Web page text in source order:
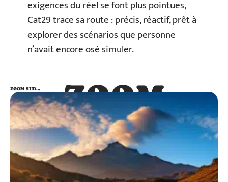
exigences du réel se font plus pointues,
Cat29 trace sa route : précis, réactif, prêt à
explorer des scénarios que personne
n’avait encore osé simuler.
ZOOM
SUR…
ZOOM SUR…